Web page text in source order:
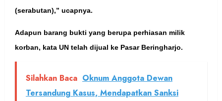
(serabutan),” ucapnya.
Adapun barang bukti yang berupa perhiasan milik
korban, kata UN telah dijual ke Pasar Beringharjo.
Silahkan Baca Oknum Anggota Dewan
Tersandung Kasus, Mendapatkan Sanksi